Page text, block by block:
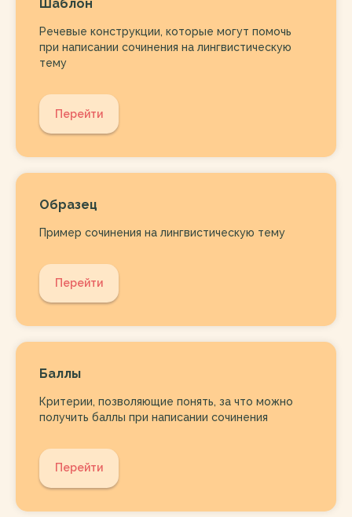
Шаблон
Речевые конструкции, которые могут помочь
при написании сочинения на лингвистическую
тему
Перейти
Образец
Пример сочинения на лингвистическую тему
Перейти
Баллы
Критерии, позволяющие понять, за что можно
получить баллы при написании сочинения
Перейти